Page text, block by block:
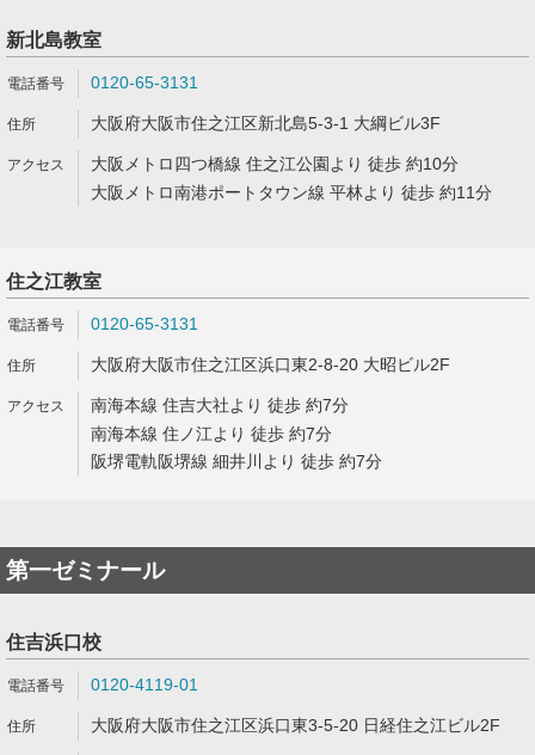
新北島教室
0120-65-3131
大阪府大阪市住之江区新北島5-3-1 大綱ビル3F
大阪メトロ四つ橋線 住之江公園より 徒歩 約10分
大阪メトロ南港ポートタウン線 平林より 徒歩 約11分
住之江教室
0120-65-3131
大阪府大阪市住之江区浜口東2-8-20 大昭ビル2F
南海本線 住吉大社より 徒歩 約7分
南海本線 住ノ江より 徒歩 約7分
阪堺電軌阪堺線 細井川より 徒歩 約7分
第一ゼミナール
住吉浜口校
0120-4119-01
大阪府大阪市住之江区浜口東3-5-20 日経住之江ビル2F